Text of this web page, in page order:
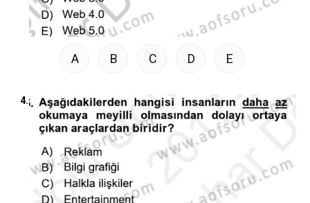
A B C D E
4.